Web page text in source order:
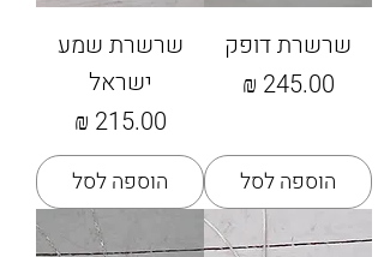
שרשרת דופק
מחיר
הוספה לסל
שרשרת שמע
ישראל
מחיר
הוספה לסל